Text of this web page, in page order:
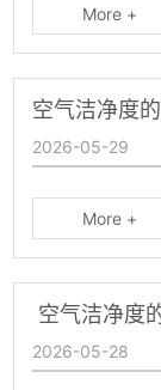
More +
空气洁净度
2026-05-29
More +
空气洁净度
2026-05-28